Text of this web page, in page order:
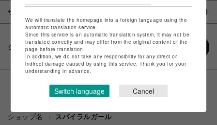
サイズ
シェアする
ショップ名
スパイラルガール
We will translate the homepage into a foreign language using the
automatic translation service.
Since this service is an automatic translation system, it may not be
translated correctly and may differ from the original content of the
page before translation.
In addition, we do not take any responsibility for any direct or
indirect damage caused by using this service. Thank you for your
understanding in advance.
Switch language Cancel